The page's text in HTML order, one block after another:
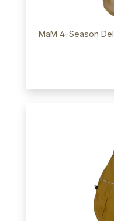
MaM 4-Season